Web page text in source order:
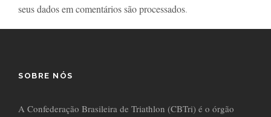
seus dados em comentários são processados.
SOBRE NÓS
A Confederação Brasileira de Triathlon (CBTri) é o órgão